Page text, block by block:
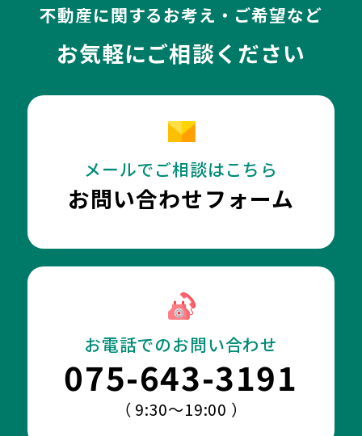
不動産に関するお考え・ご希望など
お気軽にご相談ください
メールでご相談はこちら
お問い合わせフォーム
お電話でのお問い合わせ
075-643-3191
（ 9:30～19:00 ）